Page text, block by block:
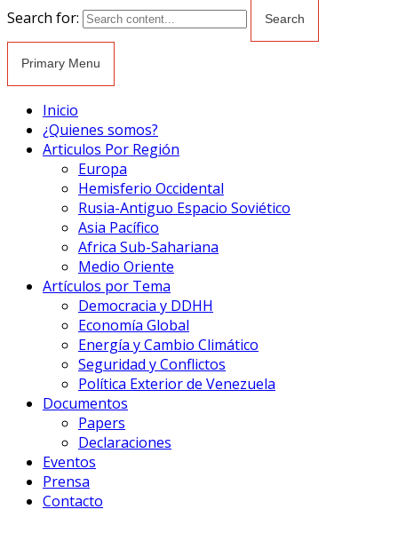
Search for:
Primary Menu
Inicio
¿Quienes somos?
Articulos Por Región
Europa
Hemisferio Occidental
Rusia-Antiguo Espacio Soviético
Asia Pacífico
Africa Sub-Sahariana
Medio Oriente
Artículos por Tema
Democracia y DDHH
Economía Global
Energía y Cambio Climático
Seguridad y Conflictos
Política Exterior de Venezuela
Documentos
Papers
Declaraciones
Eventos
Prensa
Contacto